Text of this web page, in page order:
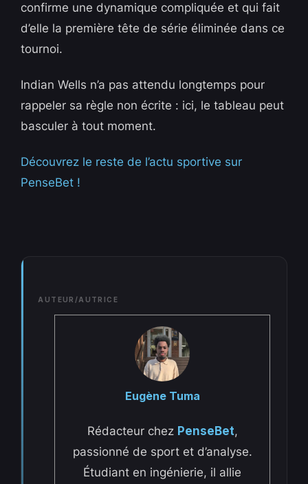
confirme une dynamique compliquée et qui fait
d’elle la première tête de série éliminée dans ce
tournoi.
Indian Wells n’a pas attendu longtemps pour
rappeler sa règle non écrite : ici, le tableau peut
basculer à tout moment.
Découvrez le reste de l’actu sportive sur
PenseBet !
AUTEUR/AUTRICE
Eugène Tuma
Rédacteur chez PenseBet,
passionné de sport et d’analyse.
Étudiant en ingénierie, il allie